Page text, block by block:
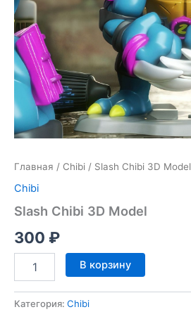
Главная / Chibi / Slash Chibi 3D Model
Chibi
Slash Chibi 3D Model
300 ₽
Количество
товара
Chibi
В корзину
Категория: Chibi